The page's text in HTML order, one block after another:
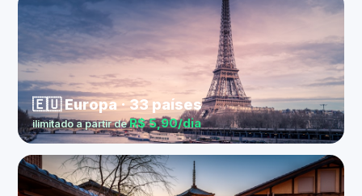
🇪🇺 Europa · 33 países
ilimitado a partir deR$ 5,90/dia